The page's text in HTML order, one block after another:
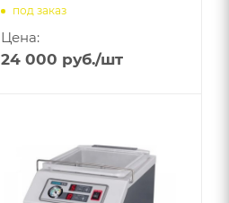
под заказ
Цена:
24 000 руб./шт